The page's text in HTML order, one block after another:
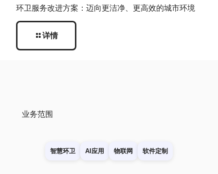
环卫服务改进方案：迈向更洁净、更高效的城市环境
详情
业务范围
智慧环卫 AI应用 物联网 软件定制